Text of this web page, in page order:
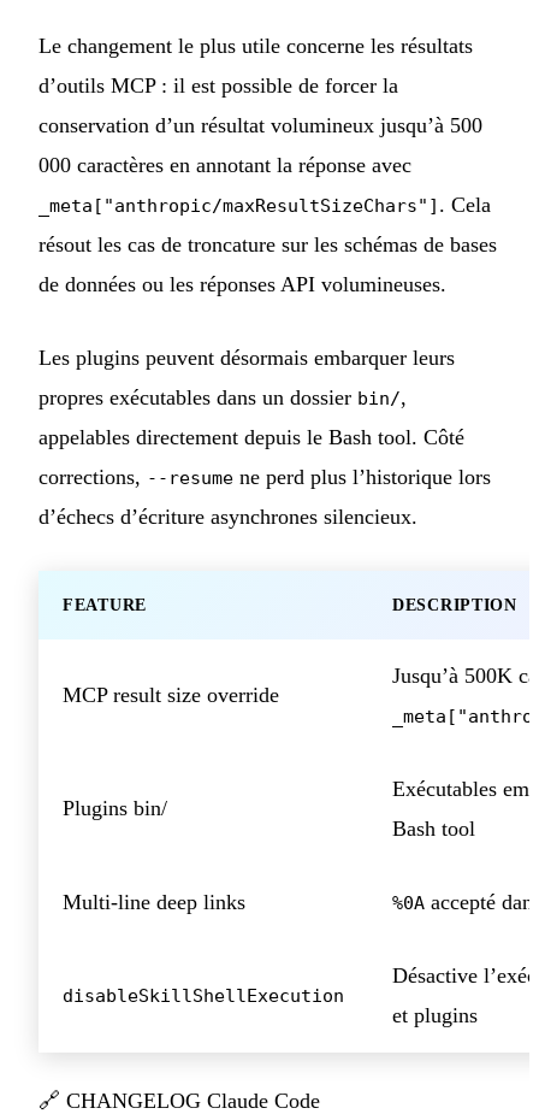
Le changement le plus utile concerne les résultats
d’outils MCP : il est possible de forcer la
conservation d’un résultat volumineux jusqu’à 500
000 caractères en annotant la réponse avec
_meta["anthropic/maxResultSizeChars"] . Cela
résout les cas de troncature sur les schémas de bases
de données ou les réponses API volumineuses.
Les plugins peuvent désormais embarquer leurs
propres exécutables dans un dossier bin/,
appelables directement depuis le Bash tool. Côté
corrections, --resume ne perd plus l’historique lors
d’échecs d’écriture asynchrones silencieux.
FEATURE DESCRIPTION
MCP result size override
Jusqu’à 500K
Plugins bin/
Exécutables
Bash tool
Multi-line deep links %0A accepté
disableSkillShellExecution
Désactive
et plugins
🔗 CHANGELOG Claude Code